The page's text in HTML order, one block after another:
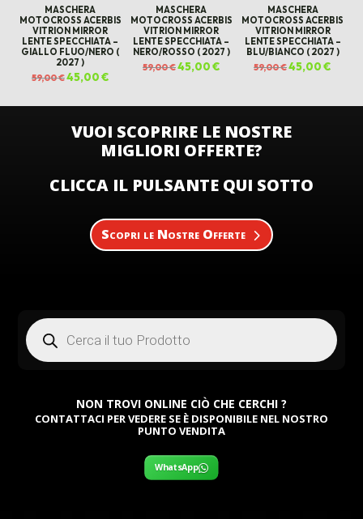
MASCHERA
MOTOCROSS ACERBIS
VITRION MIRROR
LENTE SPECCHIATA –
GIALLO FLUO/NERO (
2027 )
59,00€Il
prezzo
59,00 €.
45,00€Il
prezzo
45,00 €.
MASCHERA
MOTOCROSS ACERBIS
VITRION MIRROR
LENTE SPECCHIATA –
NERO/ROSSO ( 2027 )
59,00€Il
prezzo
45,00€Il
prezzo
MASCHERA
MOTOCROSS ACERBIS
VITRION MIRROR
LENTE SPECCHIATA –
BLU/BIANCO ( 2027 )
59,00€Il
prezzo
45,00€
VUOI SCOPRIRE LE NOSTRE
MIGLIORI OFFERTE?
CLICCA IL PULSANTE QUI SOTTO
Scopri le Nostre Offerte
Products
search
NON TROVI ONLINE CIÒ CHE CERCHI ?
CONTATTACI PER VEDERE SE È DISPONIBILE NEL NOSTRO
PUNTO VENDITA
WhatsApp